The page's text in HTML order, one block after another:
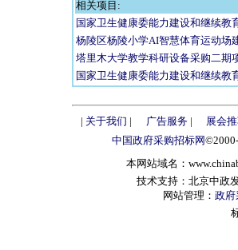
相关项目:
国家卫生健康委能力建设和继续教
杨陵区杨陵小学AI智慧体育运动场
塔里木大学教学科研设备采购二期
国家卫生健康委能力建设和继续教
| 关于我们 | 广告服务| 展会
中国政府采购招标网
本网站域名：
技术支持：北京中政
网站管理： 政府